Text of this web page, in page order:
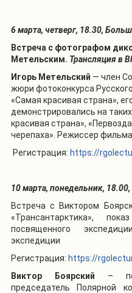
6 марта, четверг, 18.30,
Встреча с фотографом
Метельским. Трансляция в
Игорь Метельский — член
жюри фотоконкурса
«Самая красивая страна»,
демонстрировались на
красивая страна»,
черепаха». Режиссер
Регистрация: https://
10 марта, понедельник,
Встреча с Виктором
«Трансантарктика»,
посвященного
экспедиции
Регистрация: https://
Виктор Боярский –
председатель Полярной